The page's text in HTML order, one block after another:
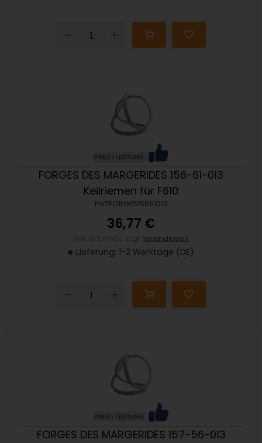
Down
FORGES DES MARGERIDES 156-61-013
Keilriemen für F610
HVZFORGES15661013
36,77 €
Versandkosten
Lieferung: 1-2 Werktage (DE)
Down
FORGES DES MARGERIDES 157-56-013